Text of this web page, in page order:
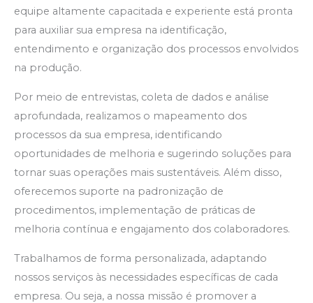
equipe altamente capacitada e experiente está pronta
para auxiliar sua empresa na identificação,
entendimento e organização dos processos envolvidos
na produção.
Por meio de entrevistas, coleta de dados e análise
aprofundada, realizamos o mapeamento dos
processos da sua empresa, identificando
oportunidades de melhoria e sugerindo soluções para
tornar suas operações mais sustentáveis. Além disso,
oferecemos suporte na padronização de
procedimentos, implementação de práticas de
melhoria contínua e engajamento dos colaboradores.
Trabalhamos de forma personalizada, adaptando
nossos serviços às necessidades específicas de cada
empresa. Ou seja, a nossa missão é promover a